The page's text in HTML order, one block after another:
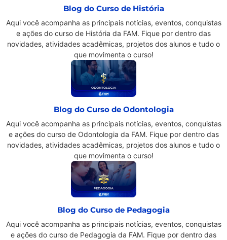
Blog do Curso de História
Aqui você acompanha as principais notícias, eventos, conquistas
e ações do curso de História da FAM. Fique por dentro das
novidades, atividades acadêmicas, projetos dos alunos e tudo o
que movimenta o curso!
Blog do Curso de Odontologia
Aqui você acompanha as principais notícias, eventos, conquistas
e ações do curso de Odontologia da FAM. Fique por dentro das
novidades, atividades acadêmicas, projetos dos alunos e tudo o
que movimenta o curso!
Blog do Curso de Pedagogia
Aqui você acompanha as principais notícias, eventos, conquistas
e ações do curso de Pedagogia da FAM. Fique por dentro das